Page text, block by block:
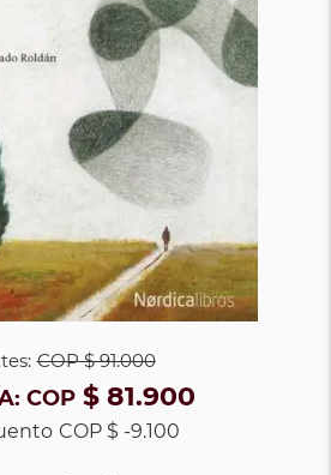
COP$ 91.000
COP $ 81.900
COP $ -9.100